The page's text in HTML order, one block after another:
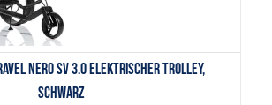
Nero SV 3.0 elektrischer Trolley,
schwarz